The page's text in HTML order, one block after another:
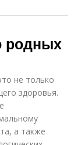
родных
не только
здоровья.
а также